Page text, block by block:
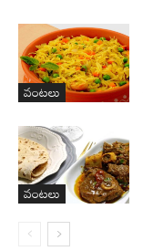
వంటలు
వంటలు